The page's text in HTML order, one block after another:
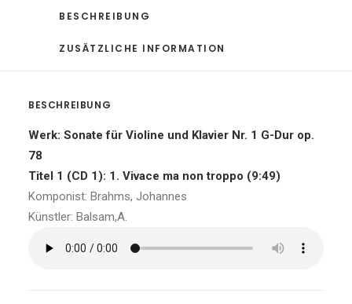
BESCHREIBUNG
ZUSÄTZLICHE INFORMATION
BESCHREIBUNG
Werk: Sonate für Violine und Klavier Nr. 1 G-Dur op.
78
Titel 1 (CD 1): 1. Vivace ma non troppo (9:49)
Komponist: Brahms, Johannes
Künstler: Balsam,A.